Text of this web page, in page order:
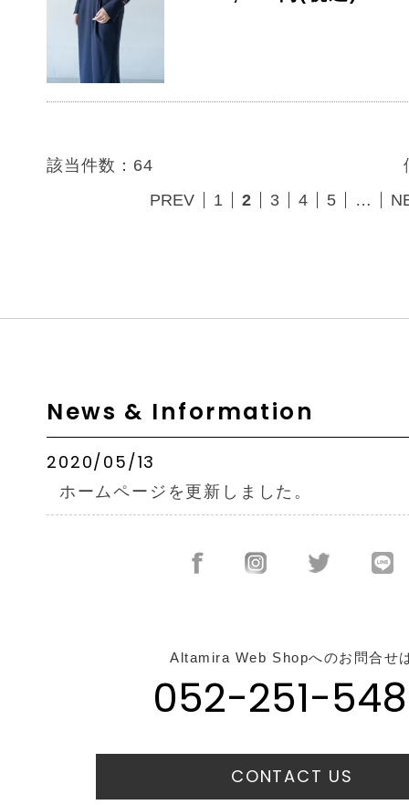
該当件数：64
PREV
1 2 3 4 5 …
News & Information
2020/05/13
ホームページを更新しました。
Altamira Web Shopへのお問合せ
052-251-
CONTACT US